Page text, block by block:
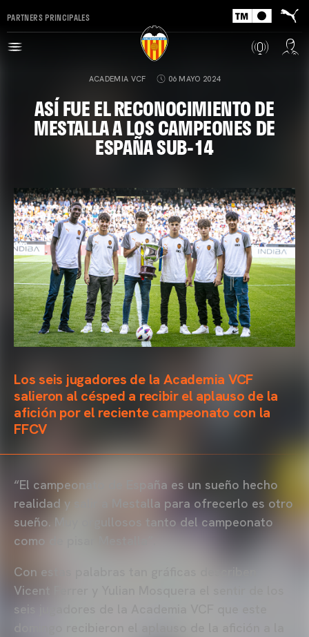
PARTNERS PRINCIPALES
ACADEMIA VCF 06 MAYO 2024
ASÍ FUE EL RECONOCIMIENTO DE
MESTALLA A LOS CAMPEONES DE
ESPAÑA SUB-14
Los seis jugadores de la Academia VCF
salieron al césped a recibir el aplauso de la
afición por el reciente campeonato con la
FFCV
“El campeonato de España es un sueño hecho
realidad y salir a Mestalla para ofrecerlo es otro
sueño. Muy orgullosos tanto del campeonato
como de pisar Mestalla”.
Con estas palabras tan gráficas describen
Vicent Ferrer y Yulian Mosquera el sentir de los
seis jugadores de la Academia VCF que este